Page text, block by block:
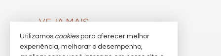
VEJA MAIS
receba nosso newsletter
Utilizamos cookiespara oferecer melhor
experiência, melhorar o desempenho,